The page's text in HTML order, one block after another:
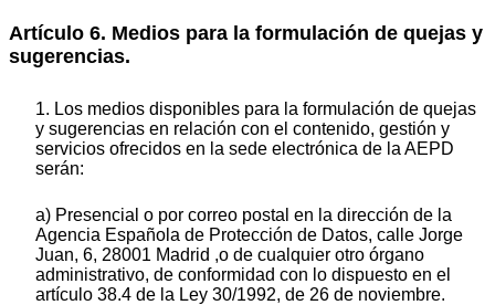
Artículo 6. Medios para la formulación de quejas y
sugerencias.
1. Los medios disponibles para la formulación de quejas
y sugerencias en relación con el contenido, gestión y
servicios ofrecidos en la sede electrónica de la AEPD
serán:
a) Presencial o por correo postal en la dirección de la
Agencia Española de Protección de Datos, calle Jorge
Juan, 6, 28001 Madrid ,o de cualquier otro órgano
administrativo, de conformidad con lo dispuesto en el
artículo 38.4 de la Ley 30/1992, de 26 de noviembre.